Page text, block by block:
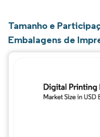
Tamanho e
Embalagens de